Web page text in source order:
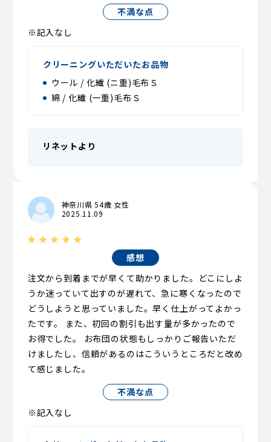
不満な点
※記入なし
クリーニングいただいたお品物
ウール / 化繊 (ニ重)毛布Ｓ
綿 / 化繊 (一重)毛布Ｓ
リネットより
神奈川県 54歳 女性
2025.11.09
感想
注文から到着までが早くて助かりました。どこにしよ
うか迷っていて出すのが遅れて、急に寒くなったので
どうしようと思っていました。早く仕上がってよかっ
たです。 また、初回の割引も出す量が多かったので
お得でした。 お布団の状態もしっかりご報告いただ
けましたし、信頼があるのはこういうところだと改め
て感じました。
不満な点
※記入なし